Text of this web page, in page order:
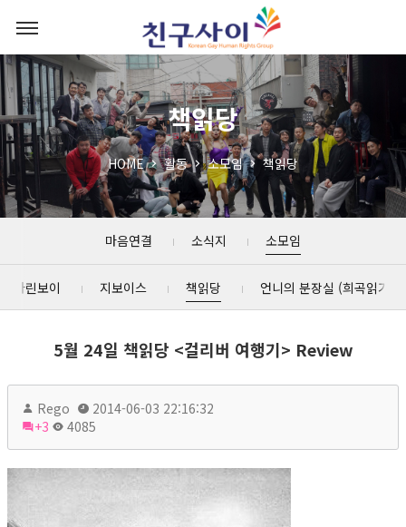
책읽당
HOME 활동 소모임 책읽당
마음연결 소식지 소모임
마린보이 지보이스 책읽당 언니의 분장실 (희곡읽기)
5월 24일 책읽당 <걸리버 여행기> Review
Rego
2014-06-03 22:16:32
+3
4085